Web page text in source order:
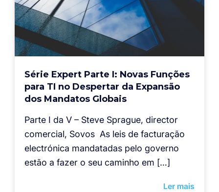
Série Expert Parte I: Novas Funções
para TI no Despertar da Expansão
dos Mandatos Globais
Parte I da V – Steve Sprague, director
comercial, Sovos As leis de facturação
electrónica mandatadas pelo governo
estão a fazer o seu caminho em […]
Ler mais